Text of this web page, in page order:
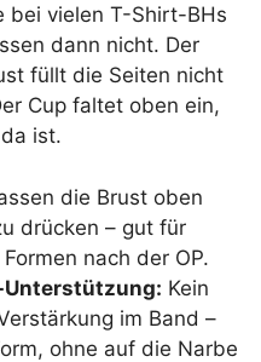
bei vielen T-Shirt-BHs
dann nicht. Der
füllt die Seiten nicht
Cup faltet oben ein,
ist.
die Brust oben
drücken – gut für
nach der OP.
Kein
im Band –
ohne auf die Narbe